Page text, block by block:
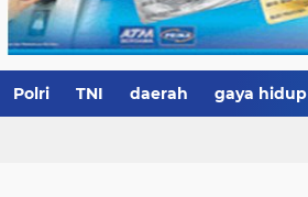
Polri TNI daerah gaya hidup